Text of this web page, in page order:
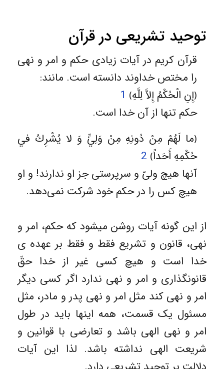
توحید تشریعی در قرآن
قرآن کریم در آیات زیادی حکم و امر و نهی
را مختص خداوند دانسته است. مانند:
﴿إِنِ الْحُكْمُ إِلاَّ لِلَّهِ‏﴾ 1
حکم تنها از آن خدا است.
﴿ما لَهُمْ مِنْ دُونِهِ مِنْ وَلِيٍّ وَ لا يُشْرِكُ في‏
حُكْمِهِ أَحَداً﴾ 2
آنها هيچ ولىّ و سرپرستى جز او ندارند! و او
هيچ كس را در حكم خود شركت نمى‌‏دهد.
از این گونه آیات روشن میشود که حکم، امر و
نهی، قانون و تشریع فقط و فقط بر عهده ی
خدا است و هیچ کسی غیر از خدا حقّ
قانونگذاری و امر و نهی ندارد اگر کسی دیگر
امر و نهی کند مثل امر و نهی پدر و مادر، مثل
مسئول یک قسمت، همه اینها باید در طول
امر و نهی الهی باشد و تعارضی با قوانین و
شریعت الهی نداشته باشد. لذا این آیات